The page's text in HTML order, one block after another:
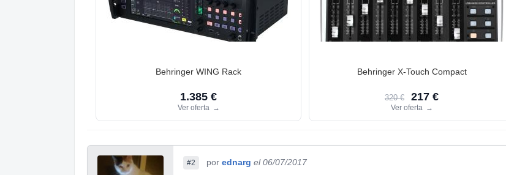
Behringer WING Rack
1.385 €
Ver oferta →
Behringer X-Touch Compact
320 € 217 €
Ver oferta →
#2 por ednarg el 06/07/2017